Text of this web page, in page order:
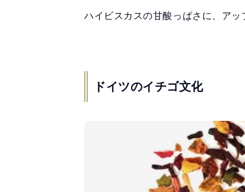
ハイビスカスの甘酸っぱさに、ア
ドイツのイチゴ文化